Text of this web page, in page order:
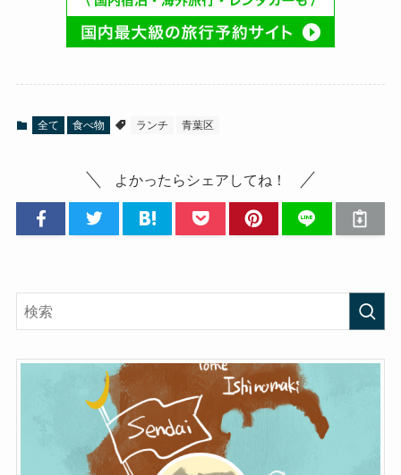
全て 食べ物 ランチ 青葉区
よかったらシェアしてね！